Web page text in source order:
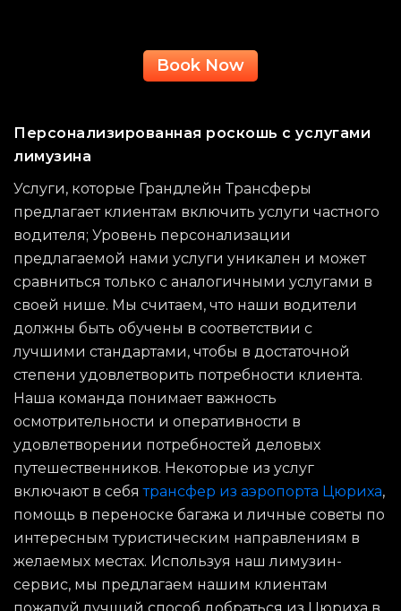
Book Now
Персонализированная роскошь с услугами
лимузина
Услуги, которые Грандлейн Трансферы
предлагает клиентам включить услуги частного
водителя; Уровень персонализации
предлагаемой нами услуги уникален и может
сравниться только с аналогичными услугами в
своей нише. Мы считаем, что наши водители
должны быть обучены в соответствии с
лучшими стандартами, чтобы в достаточной
степени удовлетворить потребности клиента.
Наша команда понимает важность
осмотрительности и оперативности в
удовлетворении потребностей деловых
путешественников. Некоторые из услуг
включают в себятрансфер из аэропорта Цюриха,
помощь в переноске багажа и личные советы по
интересным туристическим направлениям в
желаемых местах. Используя наш лимузин-
сервис, мы предлагаем нашим клиентам